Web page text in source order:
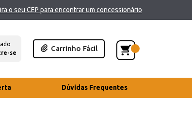
o seu CEP para encontrar um concessionário
se
Carrinho Fácil
Dúvidas Frequentes